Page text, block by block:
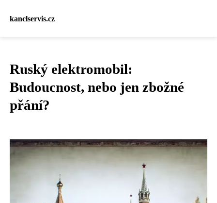
kanclservis.cz
Ruský elektromobil:
Budoucnost, nebo jen zbožné
přání?